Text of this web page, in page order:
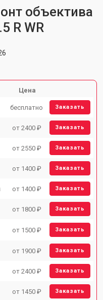
объектива
R WR
Цена
бесплатно Заказать
от 2400 ₽ Заказать
от 2550 ₽ Заказать
от 1400 ₽ Заказать
от 1400 ₽ Заказать
от 1800 ₽ Заказать
от 1500 ₽ Заказать
от 1900 ₽ Заказать
от 2400 ₽ Заказать
от 1450 ₽ Заказать